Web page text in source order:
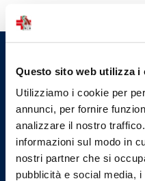
Questo sito web utilizza i
Utilizziamo i cookie per
annunci, per fornire
analizzare il nostro
informazioni sul modo in
nostri partner che si
pubblicità e social media,
Ordine
degli
Provincia di
Indirizzi email